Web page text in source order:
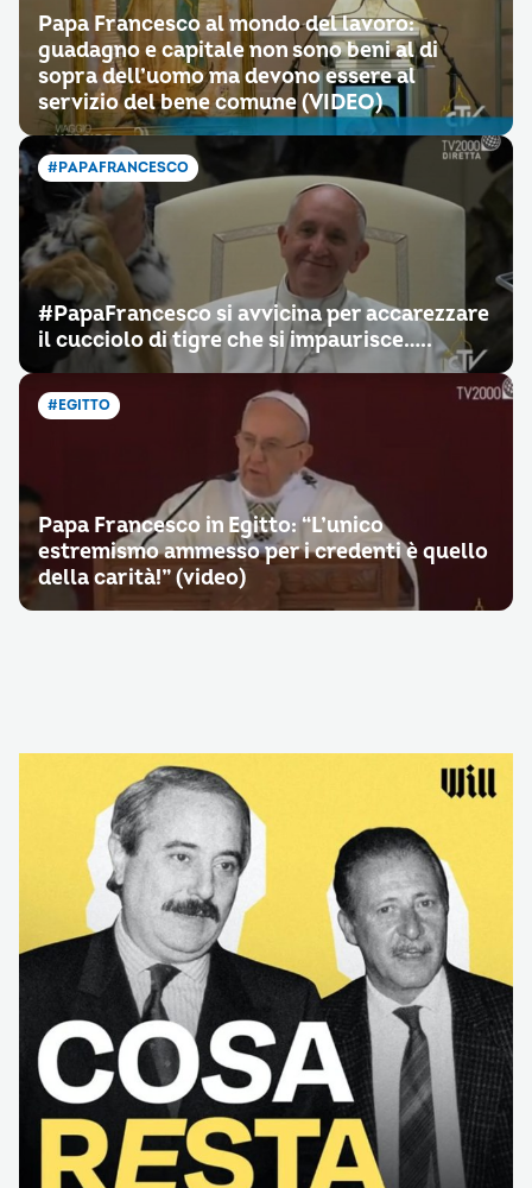
Papa Francesco al mondo del lavoro:
guadagno e capitale non sono beni al di
sopra dell’uomo ma devono essere al
servizio del bene comune (VIDEO)
#PAPAFRANCESCO
‪#‎PapaFrancesco‬ si avvicina per accarezzare
il cucciolo di tigre che si impaurisce…..
#EGITTO
Papa Francesco in Egitto: “L’unico
estremismo ammesso per i credenti è quello
della carità!” (video)